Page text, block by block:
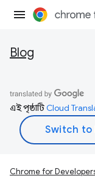
Blog
এই পৃষ্ঠাটিCloud
Chrome for